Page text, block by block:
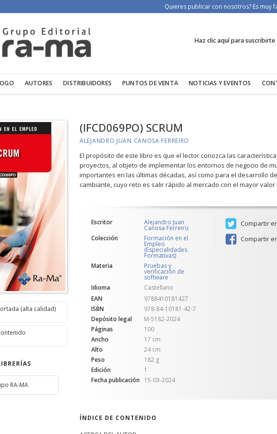
Quieres publicar con nosotros? Es muy
Haz clic aquí para suscribirte
AUTORES DISTRIBUIDORES PUNTOS DE VENTA NOTICIAS Y EVENTOS
(alta calidad)
RA-MA
(IFCD069PO) SCRUM
ALEJANDRO JUAN CANOSA FERREIRO
El propósito de este libro es que el lector conozca las
proyectos, al objeto de implementar los entornos de negocio de
importantes en las últimas décadas, así como para el desarrollo
cambiante, cuyo reto es salir rápido al mercado con el mayor
Escritor Alejandro Juan
Canosa Ferreiro
Colección
Formación en el
Empleo
(Especialidades
Formativas)
Materia
Pruebas y
verificación de
software
Idioma
Castellano
EAN
9788410181427
ISBN
978-84-10181-42-7
Depósito legal
M-5182-2024
Páginas
100
Ancho
17 cm
Alto
24 cm
Peso
182 g
Edición
1
Fecha publicación
15-03-2024
Compartir
Compartir
ÍNDICE DE CONTENIDO